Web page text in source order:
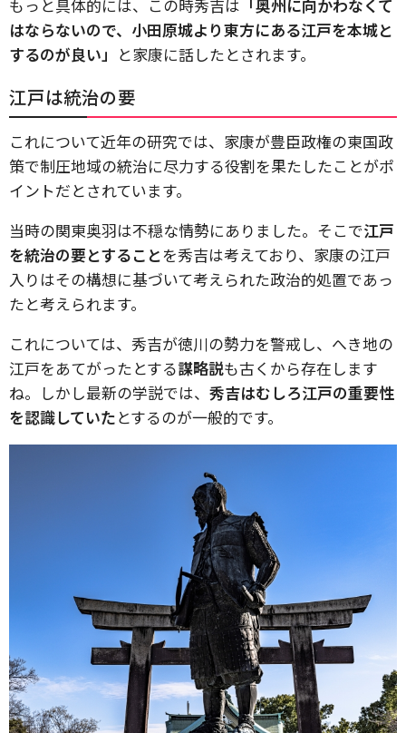
もっと具体的には、この時秀吉は 「奥州に向かわなくて
はならないので、小田原城より東方にある江戸を本城と
するのが良い」 と家康に話したとされます。
江戸は統治の要
これについて近年の研究では、家康が豊臣政権の東国政
策で制圧地域の統治に尽力する役割を果たしたことがポ
イントだとされています。
当時の関東奥羽は不穏な情勢にありました。そこで江戸
を統治の要とすることを秀吉は考えており、家康の江戸
入りはその構想に基づいて考えられた政治的処置であっ
たと考えられます。
これについては、秀吉が徳川の勢力を警戒し、へき地の
江戸をあてがったとする謀略説も古くから存在します
ね。しかし最新の学説では、 秀吉はむしろ江戸の重要性
を認識していたとするのが一般的です。